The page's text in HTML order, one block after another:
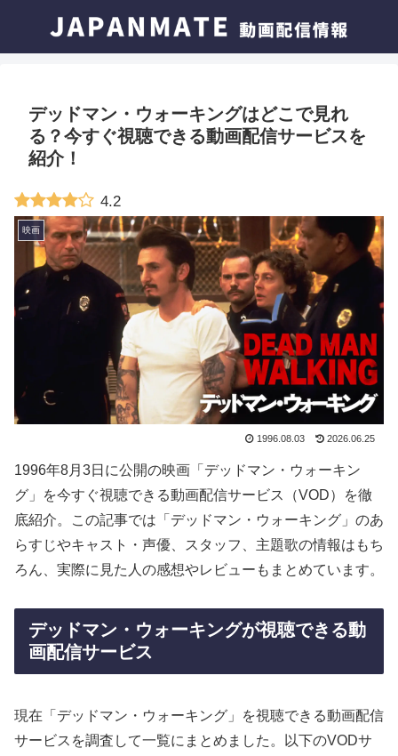
デッドマン・ウォーキングはどこで見れ
る？今すぐ視聴できる動画配信サービスを
紹介！
4.2
映画
1996.08.03 2026.06.25
1996年8月3日に公開の映画「デッドマン・ウォーキン
グ」を今すぐ視聴できる動画配信サービス（VOD）を徹
底紹介。この記事では「デッドマン・ウォーキング」のあ
らすじやキャスト・声優、スタッフ、主題歌の情報はもち
ろん、実際に見た人の感想やレビューもまとめています。
デッドマン・ウォーキングが視聴できる動
画配信サービス
現在「デッドマン・ウォーキング」を視聴できる動画配信
サービスを調査して一覧にまとめました。以下のVODサ